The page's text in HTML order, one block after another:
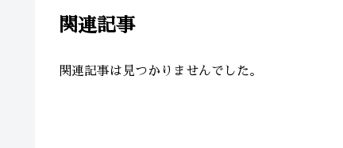
関連記事
関連記事は見つかりませんでした。